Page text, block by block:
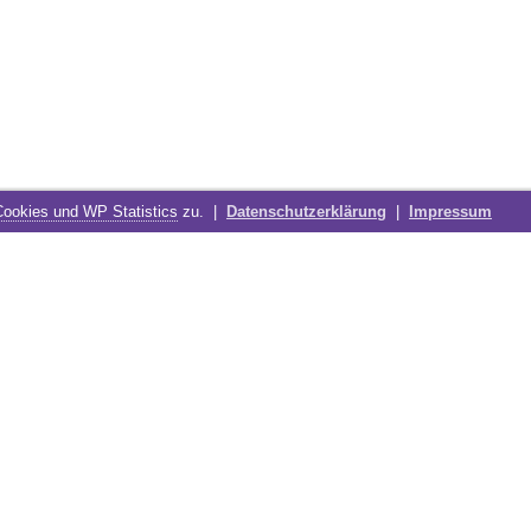
und WP Statistics zu. | Datenschutzerklärung Impressum